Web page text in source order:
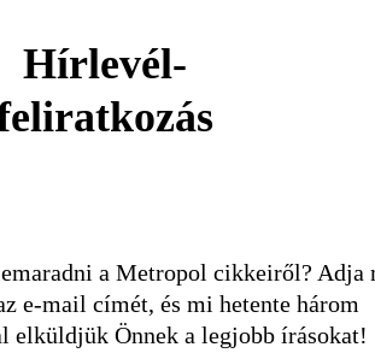
Hírlevél-
a Metropol cikkeiről? Adja
e-mail címét, és mi hetente három
elküldjük Önnek a legjobb írásokat!